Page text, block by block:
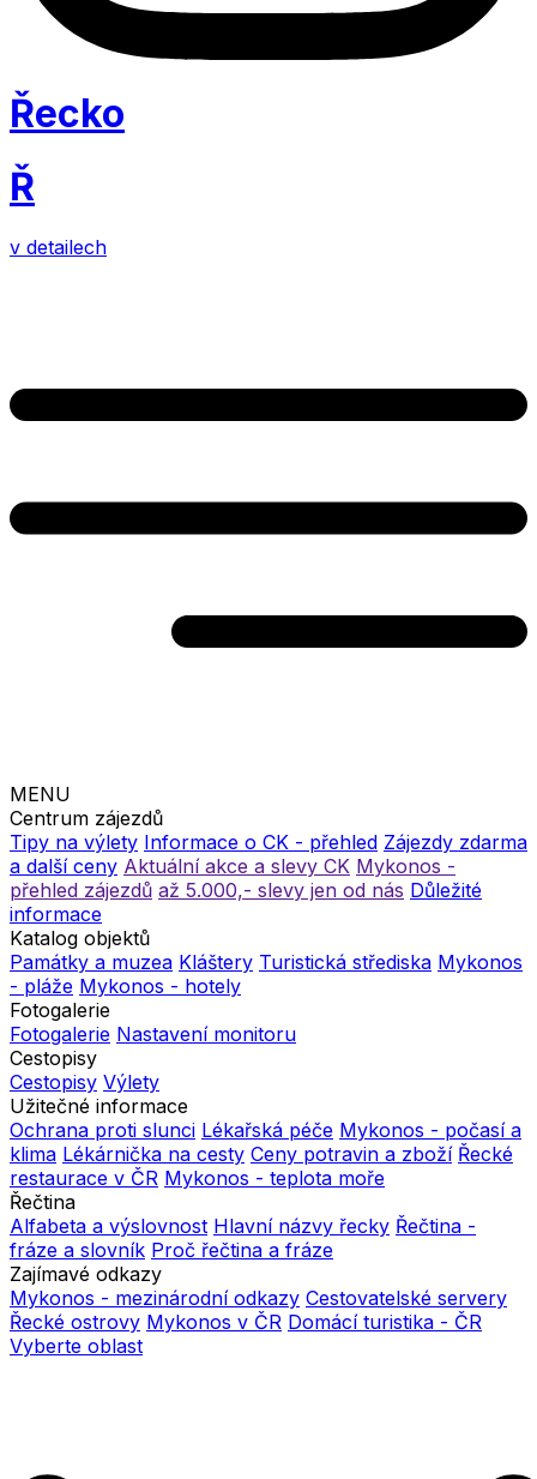
Řecko
Ř
v detailech
MENU
Centrum zájezdů
Tipy na výlety Informace o CK - přehled Zájezdy zdarma
a další ceny Aktuální akce a slevy CK Mykonos -
přehled zájezdů až 5.000,- slevy jen od nás Důležité
informace
Katalog objektů
Památky a muzea Kláštery Turistická střediska Mykonos
- pláže Mykonos - hotely
Fotogalerie
Fotogalerie Nastavení monitoru
Cestopisy
Cestopisy Výlety
Užitečné informace
Ochrana proti slunci Lékařská péče Mykonos - počasí a
klima Lékárnička na cesty Ceny potravin a zboží Řecké
restaurace v ČR Mykonos - teplota moře
Řečtina
Alfabeta a výslovnost Hlavní názvy řecky Řečtina -
fráze a slovník Proč řečtina a fráze
Zajímavé odkazy
Mykonos - mezinárodní odkazy Cestovatelské servery
Řecké ostrovy Mykonos v ČR Domácí turistika - ČR
Vyberte oblast